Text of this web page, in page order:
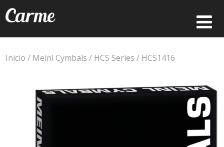
Inicio / Meinl Cymbals / HCS Series / HCS1416